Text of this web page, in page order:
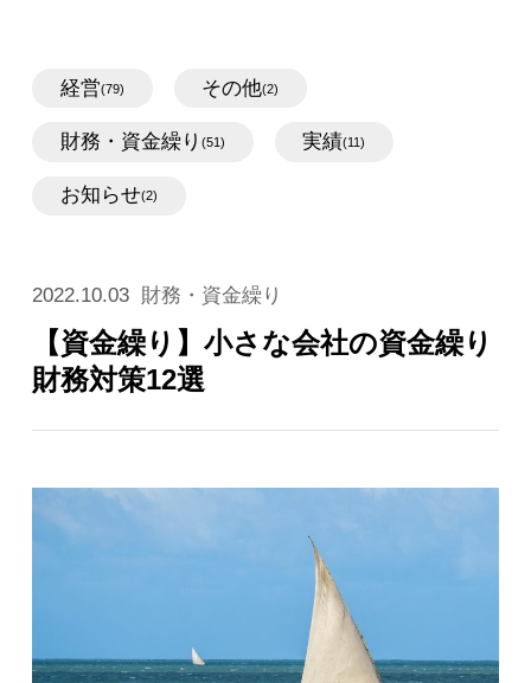
2022.10.03 財務・資金繰り
【資金繰り】小さな会社の資金繰り
財務対策12選
経営(79) その他(2)
財務・資金繰り (51) 実績(11)
お知らせ(2)